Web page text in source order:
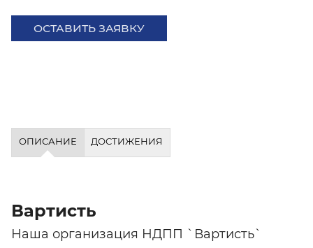
ОСТАВИТЬ ЗАЯВКУ
ОПИСАНИЕ ДОСТИЖЕНИЯ
Вартисть
Наша организация НДПП `Вартисть`